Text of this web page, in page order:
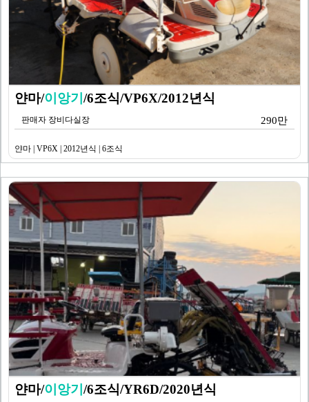
얀마/이앙기/6조식/VP6X/2012년식
판매자 장비다실장 290만
얀마 | VP6X | 2012년식 | 6조식
얀마/이앙기/6조식/YR6D/2020년식